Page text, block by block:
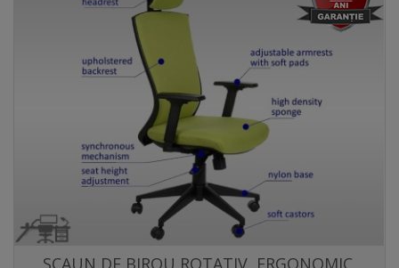
SCAUN DE BIROU ROTATIV, ERGONOMIC,